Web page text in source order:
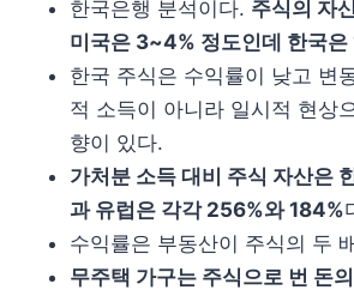
한국은행 분석이다. 주식의 자
미국은 3~4% 정도인데 한국은
한국 주식은 수익률이 낮고 변
적 소득이 아니라 일시적 현상
향이 있다.
가처분 소득 대비 주식 자산은
과 유럽은 각각 256%와 184%
수익률은 부동산이 주식의 두
무주택 가구는 주식으로 번 돈